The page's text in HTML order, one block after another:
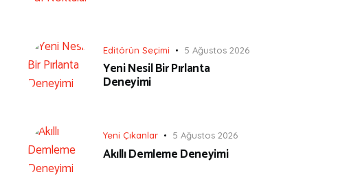
Editörün Seçimi 5 Ağustos 2026
Yeni Nesil Bir Pırlanta
Deneyimi
Yeni Çıkanlar 5 Ağustos 2026
Akıllı Demleme Deneyimi